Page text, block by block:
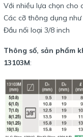
Với nhiều lựa chọn cho
Các cỡ thông dụng như
Đầu nối loại 3/8 inch
Thông số, sản phẩm
13103M: